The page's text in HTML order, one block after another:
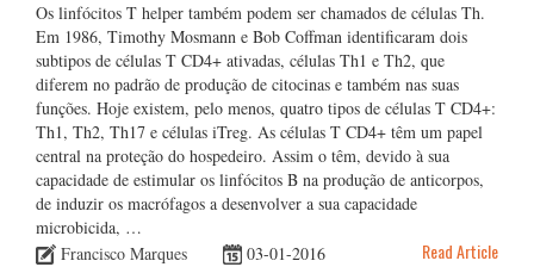
Os linfócitos T helper também podem ser chamados de células Th.
Em 1986, Timothy Mosmann e Bob Coffman identificaram dois
subtipos de células T CD4+ ativadas, células Th1 e Th2, que
diferem no padrão de produção de citocinas e também nas suas
funções. Hoje existem, pelo menos, quatro tipos de células T CD4+:
Th1, Th2, Th17 e células iTreg. As células T CD4+ têm um papel
central na proteção do hospedeiro. Assim o têm, devido à sua
capacidade de estimular os linfócitos B na produção de anticorpos,
de induzir os macrófagos a desenvolver a sua capacidade
microbicida, …
Francisco Marques
03-01-2016 Read Article